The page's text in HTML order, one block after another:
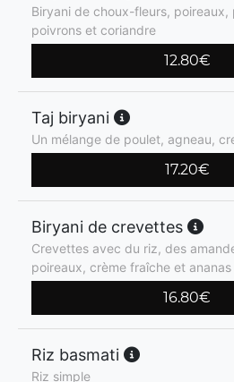
Biryani de choux-fleurs, poireaux,
poivrons et coriandre
12.80€
Taj biryani
Un mélange de poulet, agneau,
17.20€
Biryani de crevettes
Crevettes avec du riz, des
poireaux, crème fraîche et ananas
16.80€
Riz basmati
Riz simple